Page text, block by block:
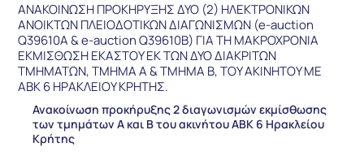
ΑΝΑΚΟΙΝΩΣΗ ΠΡΟΚΗΡΥΞΗΣ ΔΥΟ (2) ΗΛΕΚΤΡΟΝΙΚΩΝ
ΑΝΟΙΚΤΩΝ ΠΛΕΙΟΔΟΤΙΚΩΝ ΔΙΑΓΩΝΙΣΜΩΝ (e-auction
Q39610Α & e-auction Q39610Β) ΓΙΑ ΤΗ ΜΑΚΡΟΧΡΟΝΙΑ
ΕΚΜΙΣΘΩΣΗ ΕΚΑΣΤΟΥ ΕΚ ΤΩΝ ΔΥΟ ΔΙΑΚΡΙΤΩΝ
ΤΜΗΜΑΤΩΝ, ΤΜΗΜΑ Α & ΤΜΗΜΑ Β, ΤΟΥ ΑΚΙΝΗΤΟΥ ΜΕ
ΑΒΚ 6 ΗΡΑΚΛΕΙΟΥ ΚΡΗΤΗΣ.
Ανακοίνωση προκήρυξης 2 διαγωνισμών εκμίσθωσης
των τμημάτων Α και Β του ακινήτου ΑΒΚ 6 Ηρακλείου
Κρήτης